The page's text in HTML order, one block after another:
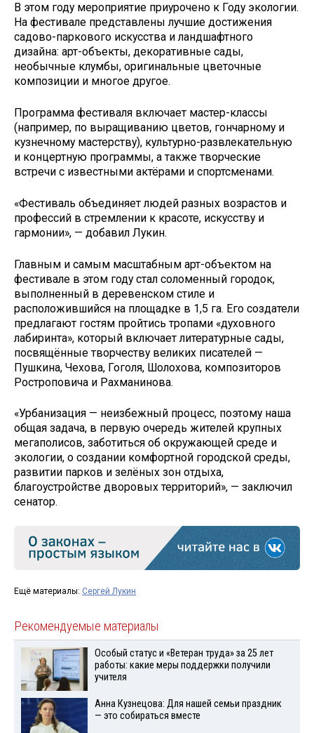
В этом году мероприятие приурочено к Году экологии.
На фестивале представлены лучшие достижения
садово-паркового искусства и ландшафтного
дизайна: арт-объекты, декоративные сады,
необычные клумбы, оригинальные цветочные
композиции и многое другое.
Программа фестиваля включает мастер-классы
(например, по выращиванию цветов, гончарному и
кузнечному мастерству), культурно-развлекательную
и концертную программы, а также творческие
встречи с известными актёрами и спортсменами.
«Фестиваль объединяет людей разных возрастов и
профессий в стремлении к красоте, искусству и
гармонии», — добавил Лукин.
Главным и самым масштабным арт-объектом на
фестивале в этом году стал соломенный городок,
выполненный в деревенском стиле и
расположившийся на площадке в 1,5 га. Его создатели
предлагают гостям пройтись тропами «духовного
лабиринта», который включает литературные сады,
посвящённые творчеству великих писателей —
Пушкина, Чехова, Гоголя, Шолохова, композиторов
Ростроповича и Рахманинова.
«Урбанизация — неизбежный процесс, поэтому наша
общая задача, в первую очередь жителей крупных
мегаполисов, заботиться об окружающей среде и
экологии, о создании комфортной городской среды,
развитии парков и зелёных зон отдыха,
благоустройстве дворовых территорий», — заключил
сенатор.
Ещё материалы: Сергей Лукин
Рекомендуемые материалы
Особый статус и «Ветеран труда» за 25 лет
работы: какие меры поддержки получили
учителя
Анна Кузнецова: Для нашей семьи праздник
— это собираться вместе